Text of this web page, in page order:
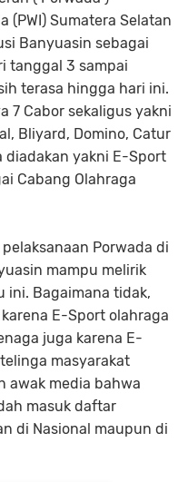
(PWI) Sumatera Selatan
Banyuasin sebagai
tanggal 3 sampai
terasa hingga hari ini.
7 Cabor sekaligus yakni
Bliyard, Domino, Catur
diadakan yakni E-Sport
Cabang Olahraga
Porwada di
mampu melirik
ini. Bagaimana tidak,
E-Sport olahraga
juga karena E-
masyarakat
awak media bahwa
masuk daftar
di Nasional maupun di